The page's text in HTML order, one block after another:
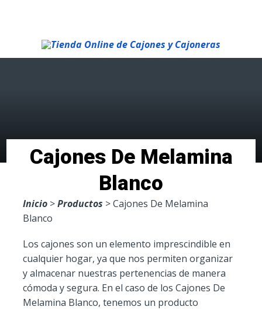
Cajones De Melamina
Blanco
Inicio>Productos > Cajones De Melamina
Blanco
Los cajones son un elemento imprescindible en
cualquier hogar, ya que nos permiten organizar
y almacenar nuestras pertenencias de manera
cómoda y segura. En el caso de los Cajones De
Melamina Blanco, tenemos un producto